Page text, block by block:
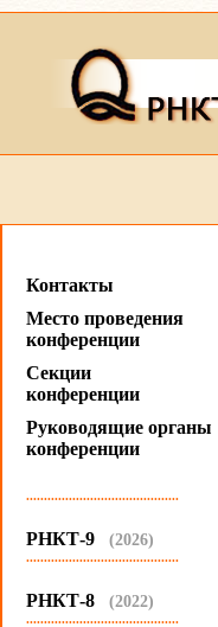
Контакты
Место проведения
конференции
Секции
конференции
Руководящие органы
конференции
...........................................
РНКТ-9 (2026)
...........................................
РНКТ-8 (2022)
...........................................